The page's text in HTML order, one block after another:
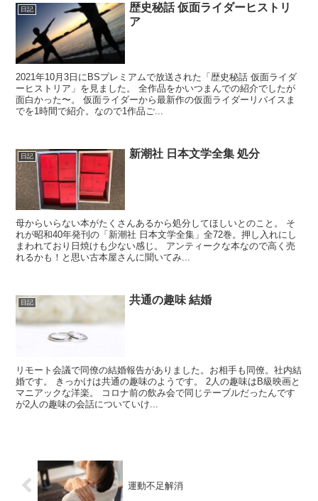
日記
歴史秘話 仮面ライダーヒストリ
ア
2021年10月3日にBSプレミアムで放送された「歴史秘話 仮面ライダ
ーヒストリア」を見ました。 全作品をかいつまんでの紹介でしたが
面白かった〜。 仮面ライダーから最新作の仮面ライダーリバイスま
でを1時間で紹介。なので1作品ご...
日記 新潮社 日本文学全集 処分
母からいらない本がたくさんあるから処分してほしいとのこと。 そ
れが昭和40年発刊の「新潮社 日本文学全集」全72巻。押し入れにし
まわれており日焼けも少ない感じ。 アンティークな本なので高く売
れるかも！と思い古本屋さんに聞いてみ...
日記 共通の趣味 結婚
リモート会議で同僚の結婚報告がありました。お相手も同僚。社内結
婚です。 きっかけは共通の趣味のようです。 2人の趣味はB級映画と
マニアックな洋楽。 コロナ前の飲み会で同じテーブルだったんです
が2人の趣味の会話についていけ...
運動不足解消